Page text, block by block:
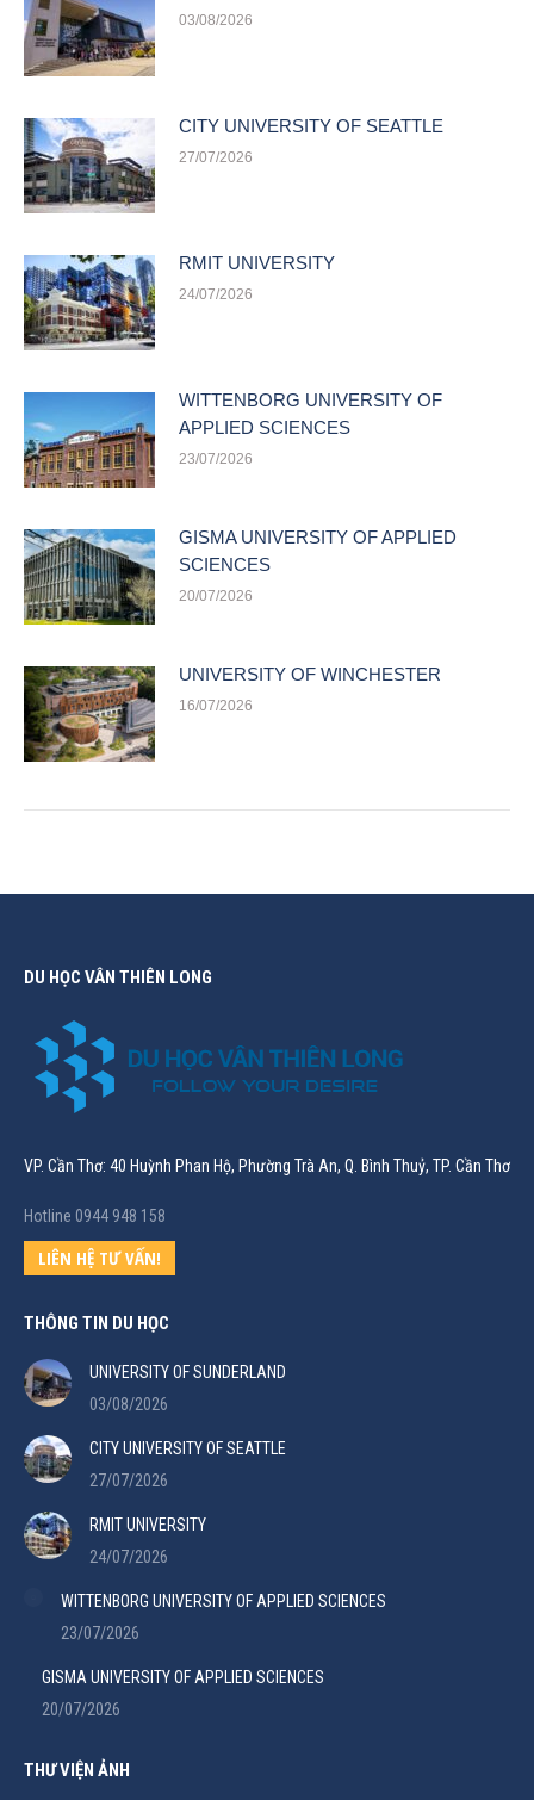
03/08/2026
CITY UNIVERSITY OF SEATTLE
27/07/2026
RMIT UNIVERSITY
24/07/2026
WITTENBORG UNIVERSITY OF
APPLIED SCIENCES
23/07/2026
GISMA UNIVERSITY OF APPLIED
SCIENCES
20/07/2026
UNIVERSITY OF WINCHESTER
16/07/2026
DU HỌC VÂN THIÊN LONG
VP. Cần Thơ: 40 Huỳnh Phan Hộ, Phường Trà An, Q. Bình Thuỷ, TP. Cần Thơ
Hotline 0944 948 158
LIÊN HỆ TƯ VẤN!
THÔNG TIN DU HỌC
UNIVERSITY OF SUNDERLAND
03/08/2026
CITY UNIVERSITY OF SEATTLE
27/07/2026
RMIT UNIVERSITY
24/07/2026
WITTENBORG UNIVERSITY OF APPLIED SCIENCES
23/07/2026
GISMA UNIVERSITY OF APPLIED SCIENCES
20/07/2026
THƯ VIỆN ẢNH